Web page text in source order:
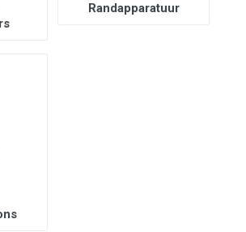
Randapparatuur